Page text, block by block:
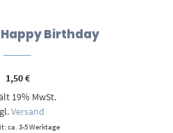
Birthday
1,50€
19% MwSt.
Versand
ca. 3-5 Werktage